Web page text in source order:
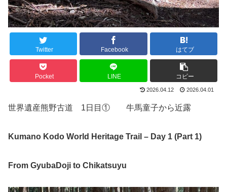
Twitter Facebook はてブ
Pocket LINE コピー
2026.04.12 2026.04.01
世界遺産熊野古道 1日目① 牛馬童子から近露
Kumano Kodo World Heritage Trail – Day 1 (Part 1)
From GyubaDoji to Chikatsuyu